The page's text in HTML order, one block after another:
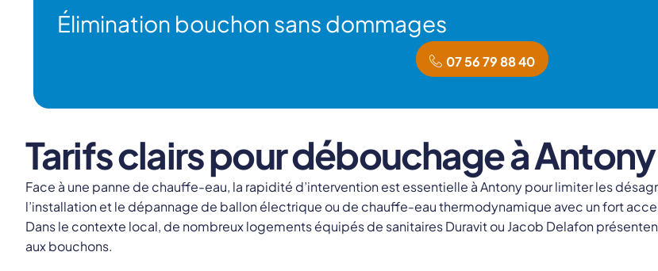
Élimination bouchon sans dommages
07 56 79 88 40
Tarifs clairs pour débouchage à Antony
Face à une panne de chauffe-eau, la rapidité d’intervention est essentielle à Antony pour limiter les
l’installation et le dépannage de ballon électrique ou de chauffe-eau thermodynamique avec un fort
Dans le contexte local, de nombreux logements équipés de sanitaires Duravit ou Jacob Delafon
aux bouchons.